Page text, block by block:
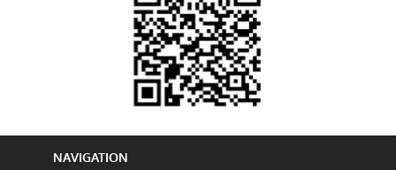
NAVIGATION